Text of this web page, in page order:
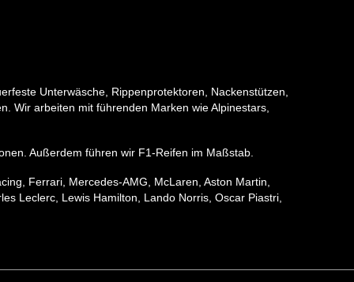
Unterwäsche, Rippenprotektoren, Nackenstützen,
Wir arbeiten mit führenden Marken wie Alpinestars,
Außerdem führen wir F1-Reifen im Maßstab.
Ferrari, Mercedes-AMG, McLaren, Aston Martin,
Leclerc, Lewis Hamilton, Lando Norris, Oscar Piastri,